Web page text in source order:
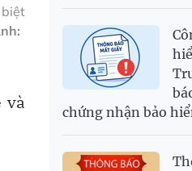
và
chứng nhận bảo